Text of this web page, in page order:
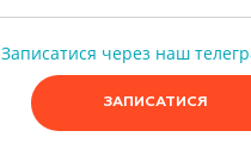
Записатися через наш
ЗАПИСАТИСЯ